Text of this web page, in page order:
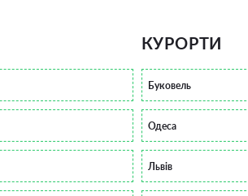
КУРОРТИ
Буковель
Одеса
Львів